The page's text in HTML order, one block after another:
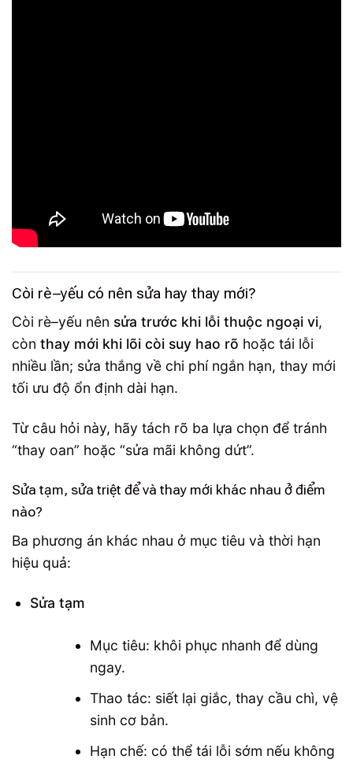
Còi rè–yếu có nên sửa hay thay mới?
Còi rè–yếu nên sửa trước khi lỗi thuộc ngoại vi,
còn thay mới khi lõi còi suy hao rõ hoặc tái lỗi
nhiều lần; sửa thắng về chi phí ngắn hạn, thay mới
tối ưu độ ổn định dài hạn.
Từ câu hỏi này, hãy tách rõ ba lựa chọn để tránh
“thay oan” hoặc “sửa mãi không dứt”.
Sửa tạm, sửa triệt để và thay mới khác nhau ở điểm
nào?
Ba phương án khác nhau ở mục tiêu và thời hạn
hiệu quả:
Sửa tạm
Mục tiêu: khôi phục nhanh để dùng
ngay.
Thao tác: siết lại giắc, thay cầu chì, vệ
sinh cơ bản.
Hạn chế: có thể tái lỗi sớm nếu không